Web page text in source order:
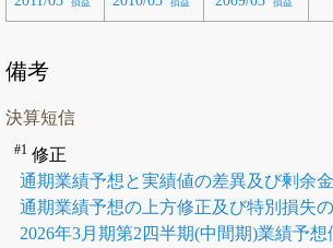
損益 損益 損益
備考
決算短信
#1 修正
通期業績予想と実績値の差異及び剰余
通期業績予想の上方修正及び特別損失
2026年3月期第2四半期(中間期)業績予